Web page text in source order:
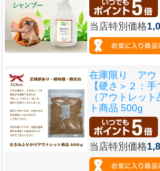
当店特別価格
在庫限り アウ
【硬さ＞２：
（アウトレッ
ト商品 500g
当店特別価格